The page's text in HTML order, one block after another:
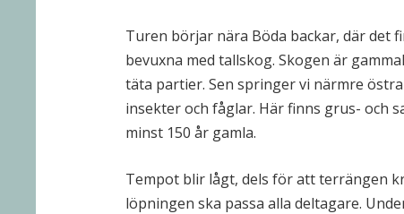
Turen börjar nära Böda backar, där det
bevuxna med tallskog. Skogen är
täta partier. Sen springer vi närmre
insekter och fåglar. Här finns grus- och
minst 150 år gamla.
Tempot blir lågt, dels för att terrängen
löpningen ska passa alla deltagare.